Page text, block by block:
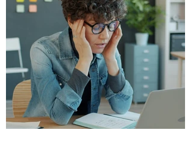
ao pagamento do serviço de classificação
dos exames nacionais. A FENPROF
contesta a intenção do MECI de vir a
remunerar o trabalho extraordinário dos
classificadores através do pagamento de
1 euro por resposta classificada. Em vez
de falar de remu